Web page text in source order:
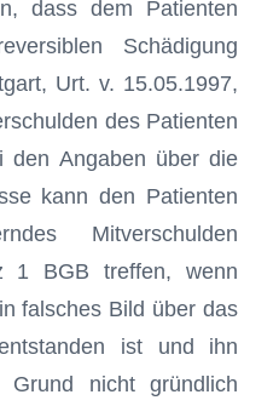
dass dem Patienten
Schädigung
Urt. v. 15.05.1997,
des Patienten
den Angaben über die
kann den Patienten
Mitverschulden
1 BGB treffen, wenn
falsches Bild über das
ist und ihn
nicht gründlich